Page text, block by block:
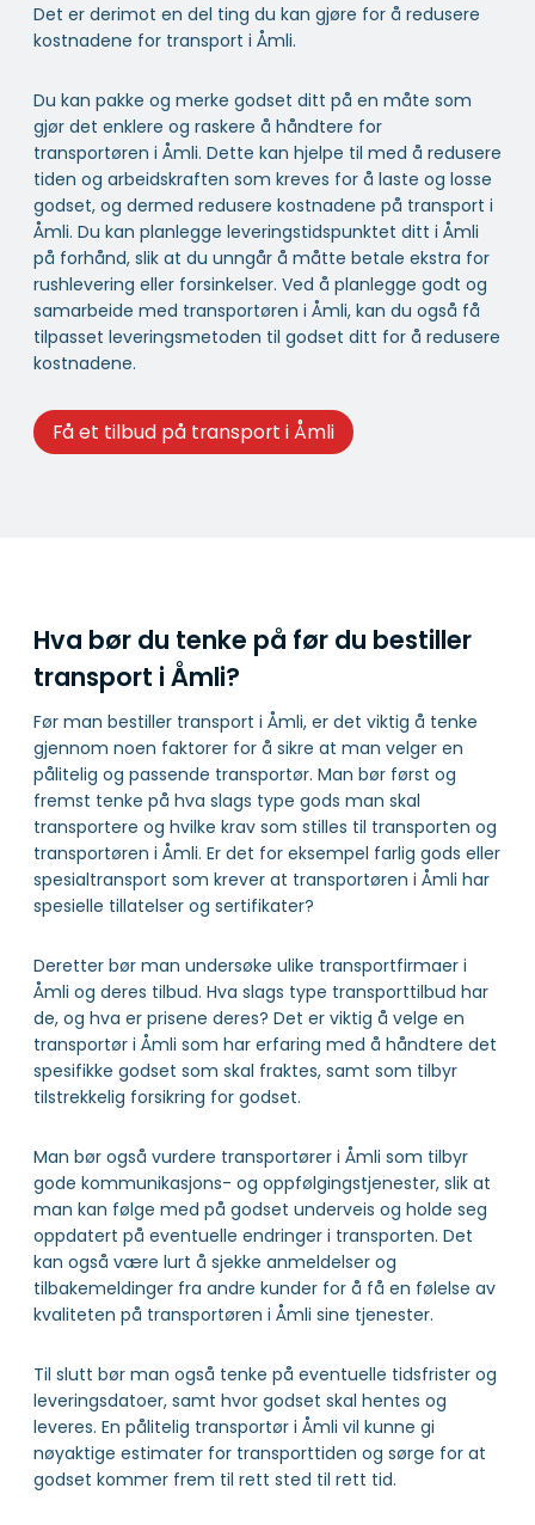
Det er derimot en del ting du kan gjøre for å redusere
kostnadene for transport i Åmli.
Du kan pakke og merke godset ditt på en måte som
gjør det enklere og raskere å håndtere for
transportøren i Åmli. Dette kan hjelpe til med å redusere
tiden og arbeidskraften som kreves for å laste og losse
godset, og dermed redusere kostnadene på transport i
Åmli. Du kan planlegge leveringstidspunktet ditt i Åmli
på forhånd, slik at du unngår å måtte betale ekstra for
rushlevering eller forsinkelser. Ved å planlegge godt og
samarbeide med transportøren i Åmli, kan du også få
tilpasset leveringsmetoden til godset ditt for å redusere
kostnadene.
Få et tilbud på transport i Åmli
Hva bør du tenke på før du bestiller
transport i Åmli?
Før man bestiller transport i Åmli, er det viktig å tenke
gjennom noen faktorer for å sikre at man velger en
pålitelig og passende transportør. Man bør først og
fremst tenke på hva slags type gods man skal
transportere og hvilke krav som stilles til transporten og
transportøren i Åmli. Er det for eksempel farlig gods eller
spesialtransport som krever at transportøren i Åmli har
spesielle tillatelser og sertifikater?
Deretter bør man undersøke ulike transportfirmaer i
Åmli og deres tilbud. Hva slags type transporttilbud har
de, og hva er prisene deres? Det er viktig å velge en
transportør i Åmli som har erfaring med å håndtere det
spesifikke godset som skal fraktes, samt som tilbyr
tilstrekkelig forsikring for godset.
Man bør også vurdere transportører i Åmli som tilbyr
gode kommunikasjons- og oppfølgingstjenester, slik at
man kan følge med på godset underveis og holde seg
oppdatert på eventuelle endringer i transporten. Det
kan også være lurt å sjekke anmeldelser og
tilbakemeldinger fra andre kunder for å få en følelse av
kvaliteten på transportøren i Åmli sine tjenester.
Til slutt bør man også tenke på eventuelle tidsfrister og
leveringsdatoer, samt hvor godset skal hentes og
leveres. En pålitelig transportør i Åmli vil kunne gi
nøyaktige estimater for transporttiden og sørge for at
godset kommer frem til rett sted til rett tid.